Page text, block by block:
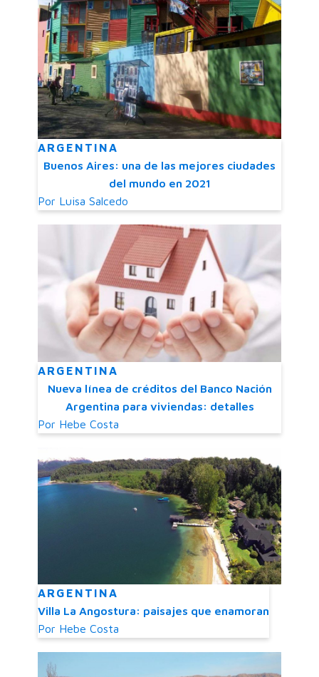
ARGENTINA
Buenos Aires: una de las mejores ciudades
del mundo en 2021
Por Luisa Salcedo
ARGENTINA
Nueva línea de créditos del Banco Nación
Argentina para viviendas: detalles
Por Hebe Costa
ARGENTINA
Villa La Angostura: paisajes que enamoran
Por Hebe Costa